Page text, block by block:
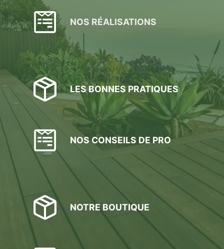
NOS RÉALISATIONS
LES BONNES PRATIQUES
NOS CONSEILS DE PRO
NOTRE BOUTIQUE